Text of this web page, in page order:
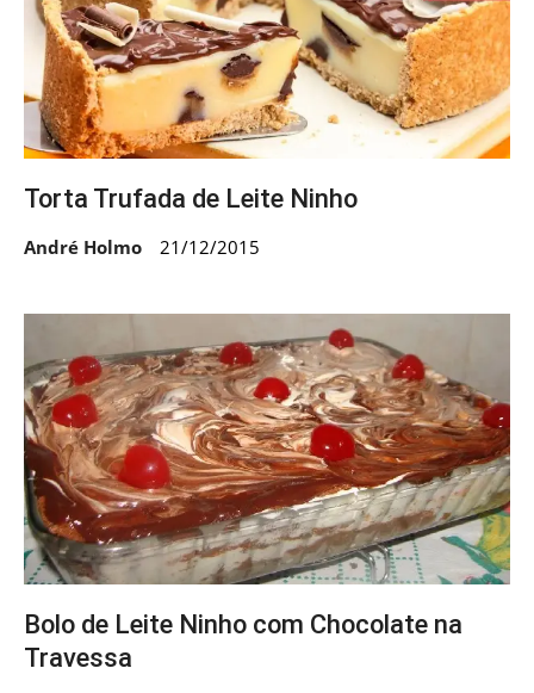
Torta Trufada de Leite Ninho
André Holmo 21/12/2015
Bolo de Leite Ninho com Chocolate na
Travessa